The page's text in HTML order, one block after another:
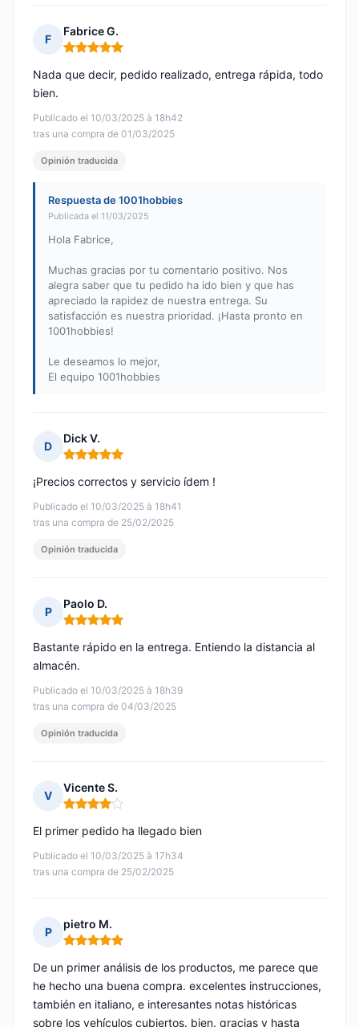
F
Fabrice G.
Nota: 5 de 5
Publicado el 10/03/2025 à 18h42
tras una compra de 01/03/2025
Nada que decir, pedido realizado, entrega rápida, todo
bien.
Opinión traducida
Respuesta de 1001hobbies
Publicada el 11/03/2025
Hola Fabrice,
Muchas gracias por tu comentario positivo. Nos
alegra saber que tu pedido ha ido bien y que has
apreciado la rapidez de nuestra entrega. Su
satisfacción es nuestra prioridad. ¡Hasta pronto en
1001hobbies!
Le deseamos lo mejor,
El equipo 1001hobbies
D
Dick V.
Nota: 5 de 5
Publicado el 10/03/2025 à 18h41
tras una compra de 25/02/2025
¡Precios correctos y servicio ídem !
Opinión traducida
P
Paolo D.
Nota: 5 de 5
Publicado el 10/03/2025 à 18h39
tras una compra de 04/03/2025
Bastante rápido en la entrega. Entiendo la distancia al
almacén.
Opinión traducida
V
Vicente S.
Nota: 4 de 5
Publicado el 10/03/2025 à 17h34
tras una compra de 25/02/2025
El primer pedido ha llegado bien
P
pietro M.
Nota: 5 de 5
De un primer análisis de los productos, me parece que
he hecho una buena compra. excelentes instrucciones,
también en italiano, e interesantes notas históricas
sobre los vehículos cubiertos. bien. gracias y hasta